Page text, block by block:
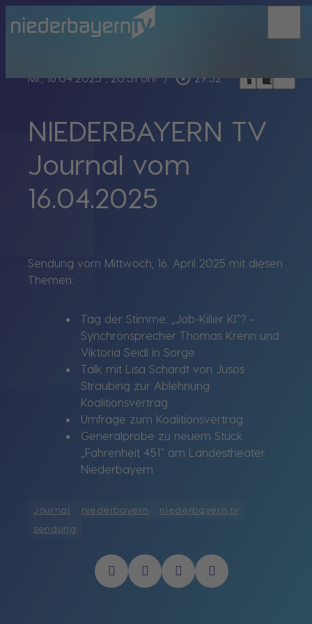
Mi., 16.04.2025, 20:31 Uhr / play_circle_outline 29:52 headphoneschrome_reader_modebookmark_border
NIEDERBAYERN TV
Journal vom
16.04.2025
Sendung vom Mittwoch, 16. April 2025 mit diesen
Themen:
Tag der Stimme: „Job-Killer KI“? -
Synchronsprecher Thomas Krenn und
Viktoria Seidl in Sorge
Talk mit Lisa Schardt von Jusos
Straubing zur Ablehnung
Koalitionsvertrag
Umfrage zum Koalitionsvertrag
Generalprobe zu neuem Stück
„Fahrenheit 451“ am Landestheater
Niederbayern
Journal niederbayern
niederbayern tv
sendung